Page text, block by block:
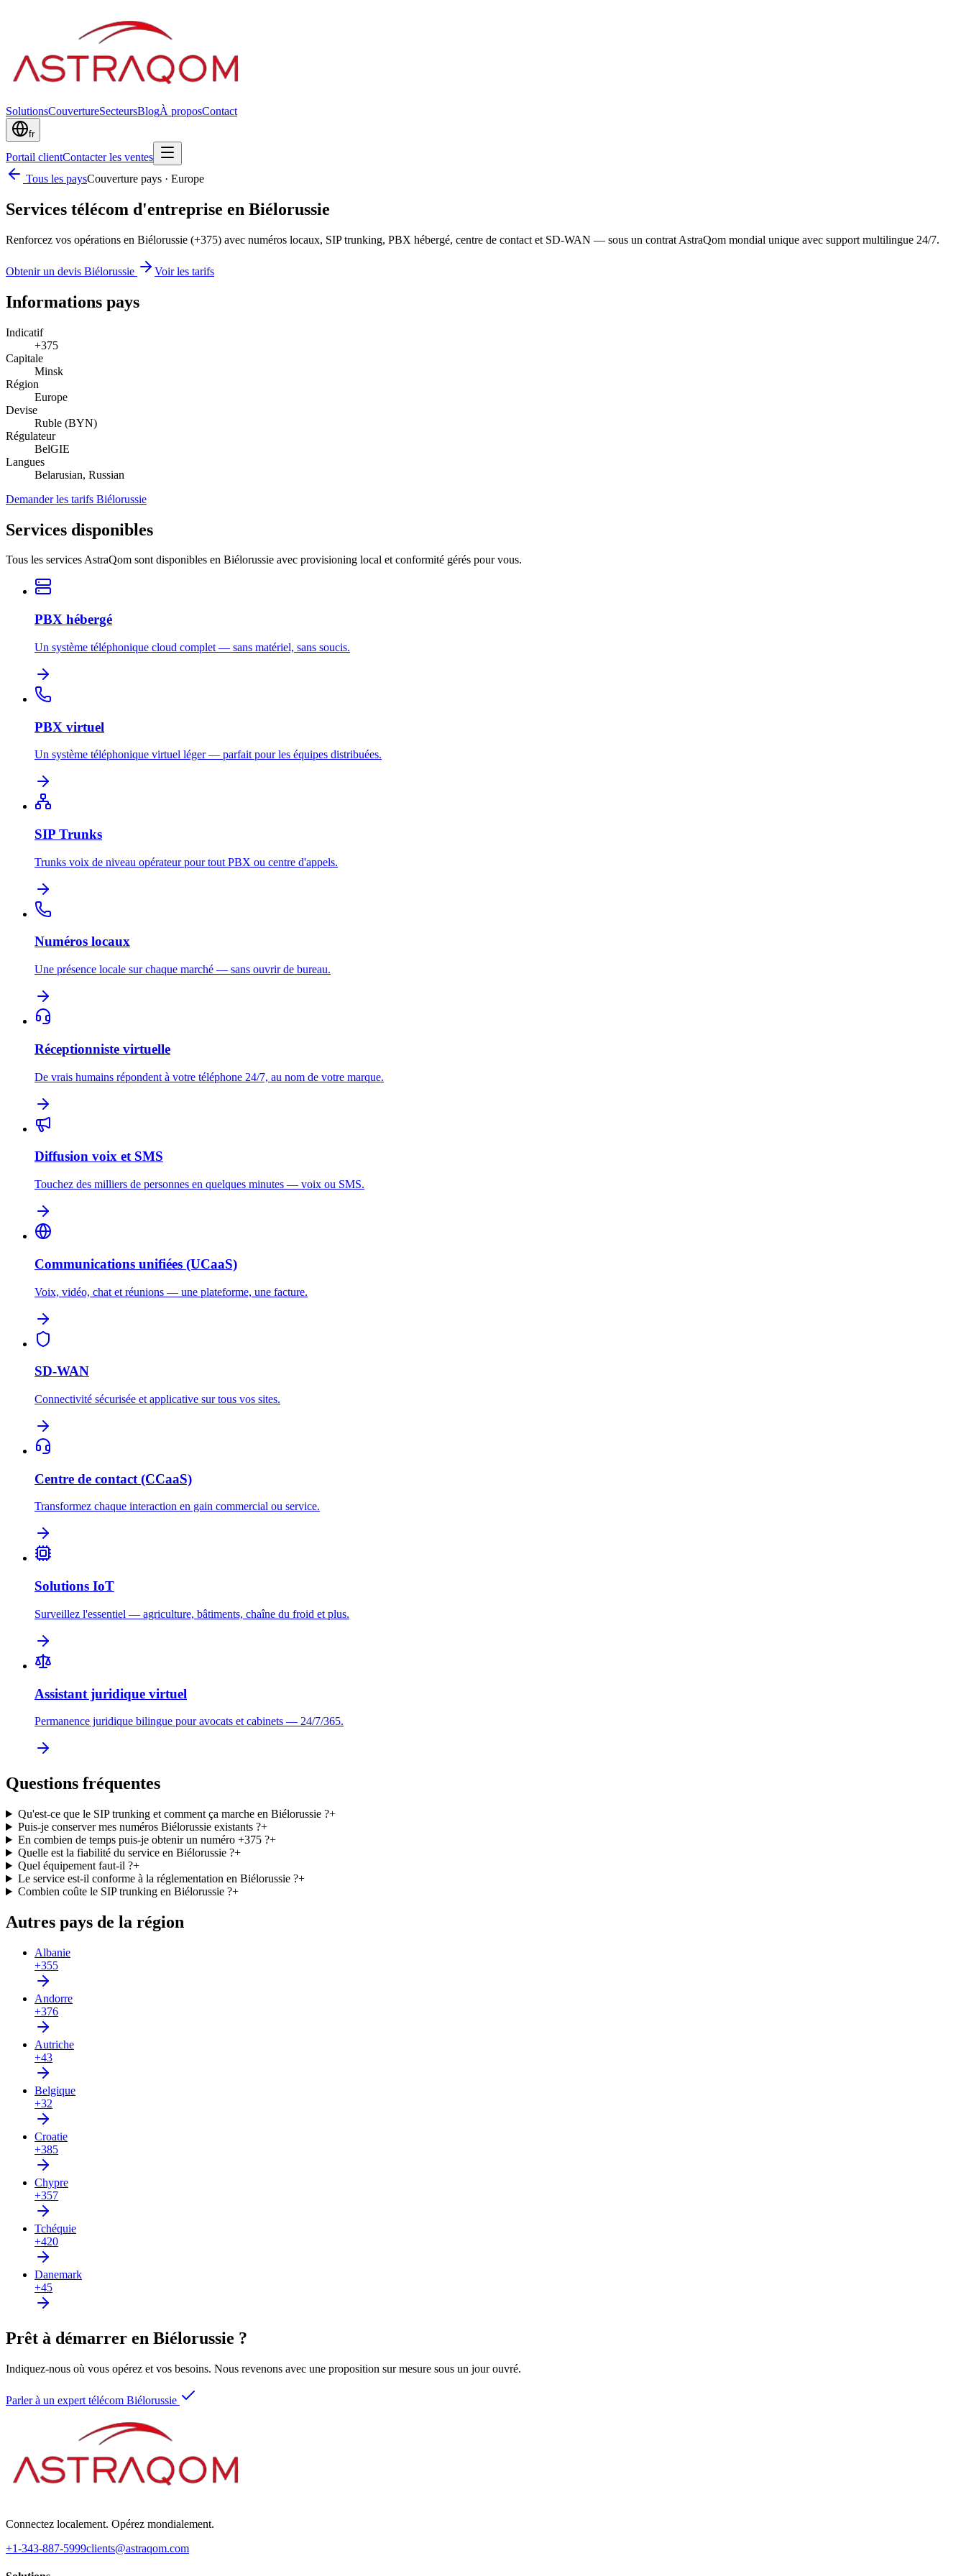
SolutionsCouvertureSecteursBlogÀ proposContact
fr
Portail clientContacter les ventes
Tous les paysCouverture pays · Europe
Services télécom d'entreprise en Biélorussie
Renforcez vos opérations en Biélorussie (+375) avec numéros locaux, SIP trunking, PBX hébergé, centre de contact et SD-WAN — sous un contrat AstraQom mondial unique avec support multilingue 24/7.
Obtenir un devis Biélorussie Voir les tarifs
Informations pays
Indicatif
+375
Capitale
Minsk
Région
Europe
Devise
Ruble (BYN)
Régulateur
BelGIE
Langues
Belarusian, Russian
Demander les tarifs Biélorussie
Services disponibles
Tous les services AstraQom sont disponibles en Biélorussie avec provisioning local et conformité gérés pour vous.
PBX hébergé
Un système téléphonique cloud complet — sans matériel, sans soucis.
PBX virtuel
Un système téléphonique virtuel léger — parfait pour les équipes distribuées.
SIP Trunks
Trunks voix de niveau opérateur pour tout PBX ou centre d'appels.
Numéros locaux
Une présence locale sur chaque marché — sans ouvrir de bureau.
Réceptionniste virtuelle
De vrais humains répondent à votre téléphone 24/7, au nom de votre marque.
Diffusion voix et SMS
Touchez des milliers de personnes en quelques minutes — voix ou SMS.
Communications unifiées (UCaaS)
Voix, vidéo, chat et réunions — une plateforme, une facture.
SD-WAN
Connectivité sécurisée et applicative sur tous vos sites.
Centre de contact (CCaaS)
Transformez chaque interaction en gain commercial ou service.
Solutions IoT
Surveillez l'essentiel — agriculture, bâtiments, chaîne du froid et plus.
Assistant juridique virtuel
Permanence juridique bilingue pour avocats et cabinets — 24/7/365.
Questions fréquentes
Qu'est-ce que le SIP trunking et comment ça marche en Biélorussie ?+
Puis-je conserver mes numéros Biélorussie existants ?+
En combien de temps puis-je obtenir un numéro +375 ?+
Quelle est la fiabilité du service en Biélorussie ?+
Quel équipement faut-il ?+
Le service est-il conforme à la réglementation en Biélorussie ?+
Combien coûte le SIP trunking en Biélorussie ?+
Autres pays de la région
Albanie
+355
Andorre
+376
Autriche
+43
Belgique
+32
Croatie
+385
Chypre
+357
Tchéquie
+420
Danemark
+45
Prêt à démarrer en Biélorussie ?
Indiquez-nous où vous opérez et vos besoins. Nous revenons avec une proposition sur mesure sous un jour ouvré.
Parler à un expert télécom Biélorussie
Connectez localement. Opérez mondialement.
+1-343-887-5999clients@astraqom.com